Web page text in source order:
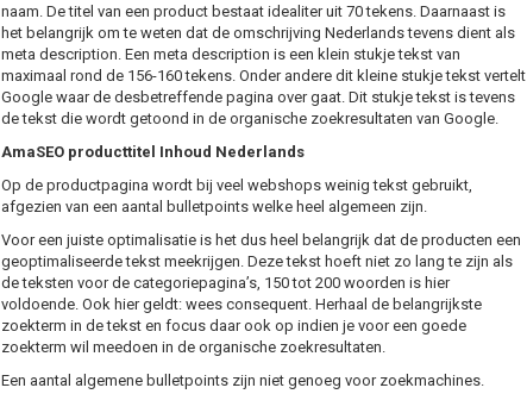
naam. De titel van een product bestaat idealiter uit 70 tekens. Daarnaast is
het belangrijk om te weten dat de omschrijving Nederlands tevens dient als
meta description. Een meta description is een klein stukje tekst van
maximaal rond de 156-160 tekens. Onder andere dit kleine stukje tekst vertelt
Google waar de desbetreffende pagina over gaat. Dit stukje tekst is tevens
de tekst die wordt getoond in de organische zoekresultaten van Google.
AmaSEO producttitel Inhoud Nederlands
Op de productpagina wordt bij veel webshops weinig tekst gebruikt,
afgezien van een aantal bulletpoints welke heel algemeen zijn.
Voor een juiste optimalisatie is het dus heel belangrijk dat de producten een
geoptimaliseerde tekst meekrijgen. Deze tekst hoeft niet zo lang te zijn als
de teksten voor de categoriepagina’s, 150 tot 200 woorden is hier
voldoende. Ook hier geldt: wees consequent. Herhaal de belangrijkste
zoekterm in de tekst en focus daar ook op indien je voor een goede
zoekterm wil meedoen in de organische zoekresultaten.
Een aantal algemene bulletpoints zijn niet genoeg voor zoekmachines.